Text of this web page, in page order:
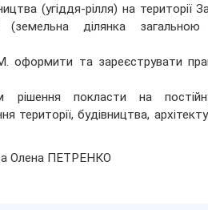
(угіддя-рілля) на території
(земельна ділянка
оформити та зареєструвати
покласти на
території, будівництва,
Олена ПЕТРЕНКО